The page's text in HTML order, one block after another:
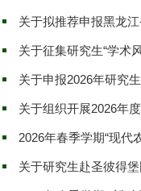
关于拟推荐申报黑龙
关于征集研究生“学术
关于申报2026年研究
关于组织开展2026年
2026年春季学期“现代
关于研究生赴圣彼得